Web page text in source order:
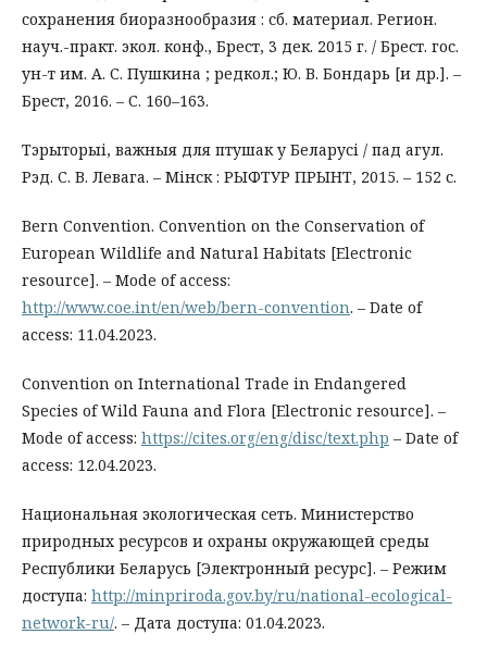
сохранения биоразнообразия : сб. материал. Регион.
науч.-практ. экол. конф., Брест, 3 дек. 2015 г. / Брест. гос.
ун-т им. А. С. Пушкина ; редкол.; Ю. В. Бондарь [и др.]. –
Брест, 2016. – С. 160–163.
Тэрыторыі, важныя для птушак у Беларусі / пад агул.
Рэд. С. В. Левага. – Мінск : РЫФТУР ПРЫНТ, 2015. – 152 с.
Bern Convention. Convention on the Conservation of
European Wildlife and Natural Habitats [Electronic
resource]. – Mode of access:
http://www.coe.int/en/web/bern-convention. – Date of
access: 11.04.2023.
Convention on International Trade in Endangered
Species of Wild Fauna and Flora [Electronic resource]. –
Mode of access: https://cites.org/eng/disc/text.php – Date of
access: 12.04.2023.
Национальная экологическая сеть. Министерство
природных ресурсов и охраны окружающей среды
Республики Беларусь [Электронный ресурс]. – Режим
доступа: http://minpriroda.gov.by/ru/national-ecological-
network-ru/. – Дата доступа: 01.04.2023.